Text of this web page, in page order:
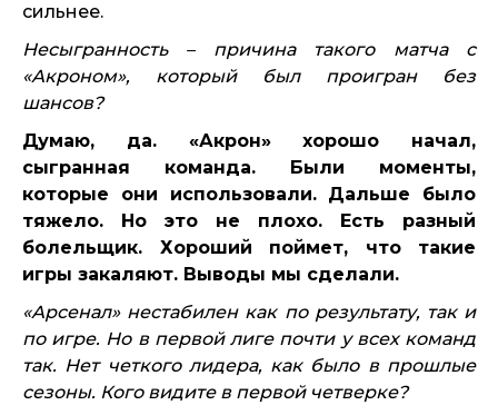
сильнее.
Несыгранность – причина такого матча с
«Акроном», который был проигран без
шансов?
Думаю, да. «Акрон» хорошо начал,
сыгранная команда. Были моменты,
которые они использовали. Дальше было
тяжело. Но это не плохо. Есть разный
болельщик. Хороший поймет, что такие
игры закаляют. Выводы мы сделали.
«Арсенал» нестабилен как по результату, так и
по игре. Но в первой лиге почти у всех команд
так. Нет четкого лидера, как было в прошлые
сезоны. Кого видите в первой четверке?